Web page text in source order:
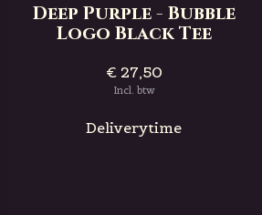
Deep Purple - Bubble
Logo Black Tee
€ 27,50
Incl. btw
Deliverytime